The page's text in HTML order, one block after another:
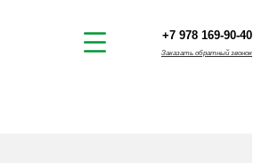
+7 978 169-90-40
Заказать обратный звонок